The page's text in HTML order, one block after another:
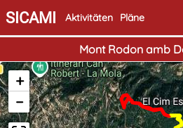
SICAMI Aktivitäten Pläne
Mont Rodon amb
+
−